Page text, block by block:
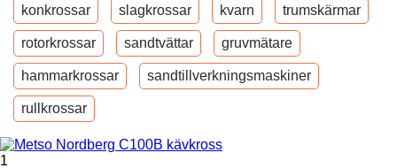
konkrossar slagkrossar kvarn trumskärmar
rotorkrossar sandtvättar gruvmätare
hammarkrossar sandtillverkningsmaskiner
rullkrossar
1